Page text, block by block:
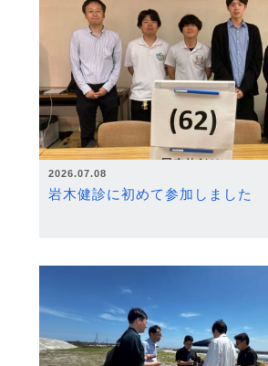
2026.07.08
岩木健診に初めて参加しました